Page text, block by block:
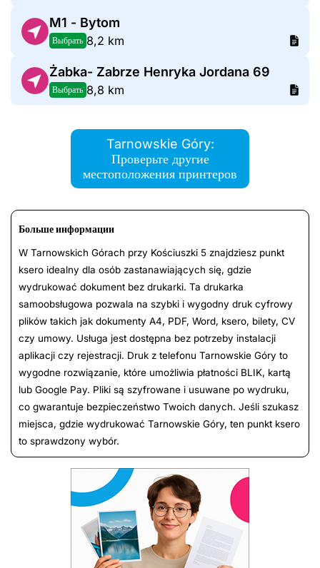
M1 - Bytom
Выбрать 8,2 km
Żabka- Zabrze Henryka Jordana 69
Выбрать 8,8 km
Tarnowskie Góry:
Проверьте другие
местоположения принтеров
Больше информации
W Tarnowskich Górach przy Kościuszki 5 znajdziesz punkt
ksero idealny dla osób zastanawiających się, gdzie
wydrukować dokument bez drukarki. Ta drukarka
samoobsługowa pozwala na szybki i wygodny druk cyfrowy
plików takich jak dokumenty A4, PDF, Word, ksero, bilety, CV
czy umowy. Usługa jest dostępna bez potrzeby instalacji
aplikacji czy rejestracji. Druk z telefonu Tarnowskie Góry to
wygodne rozwiązanie, które umożliwia płatności BLIK, kartą
lub Google Pay. Pliki są szyfrowane i usuwane po wydruku,
co gwarantuje bezpieczeństwo Twoich danych. Jeśli szukasz
miejsca, gdzie wydrukować Tarnowskie Góry, ten punkt ksero
to sprawdzony wybór.